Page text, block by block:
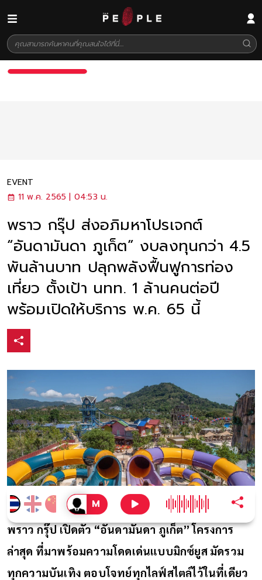
EVENT
11 พ.ค. 2565 | 04:53 น.
พราว กรุ๊ป ส่งอภิมหาโปรเจกต์
“อันดามันดา ภูเก็ต” งบลงทุนกว่า 4.5
พันล้านบาท ปลุกพลังฟื้นฟูการท่อง
เที่ยว ตั้งเป้า นทท. 1 ล้านคนต่อปี
พร้อมเปิดให้บริการ พ.ค. 65 นี้
พราว กรุ๊ป เปิดตัว“อันดามันดา ภูเก็ต” โครงการ
ล่าสุด ที่มาพร้อมความโดดเด่นแบบมิกซ์ยูส มัดรวม
ทุกความบันเทิง ตอบโจทย์ทุกไลฟ์สไตล์ไว้ในที่เดียว